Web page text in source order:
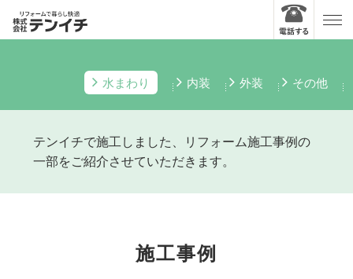
水まわり 内装 外装 その他
テンイチで施工しました、リフォーム施工事例の
一部をご紹介させていただきます。
施工事例